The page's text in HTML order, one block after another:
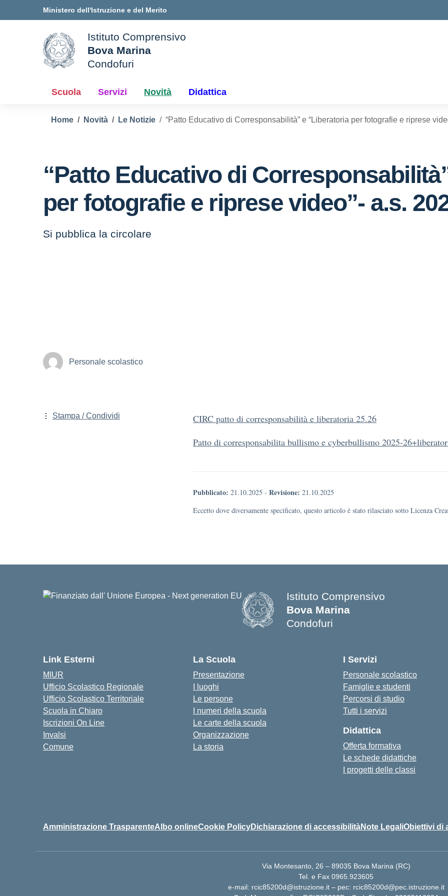
Ministero dell'Istruzione e del Merito
della scuola
Istituto Comprensivo
Bova Marina
Condofuri
Scuola Servizi Novità Didattica
Home Novità Le Notizie “Patto Educativo di Corresponsabilità” e “Liberatoria per fotografie e riprese
“Patto Educativo di
per fotografie e riprese video”- a.s.
Si pubblica la circolare
Personale scolastico
CIRC patto di corresponsabilità e liberatoria 25.26
Patto di corresponsabilita bullismo e cyberbullismo 2025-
Pubblicato: 21.10.2025 - Revisione: 21.10.2025
Eccetto dove diversamente specificato, questo articolo è stato rilasciato sotto Licenza
Stampa / Condividi
Istituto Comprensivo
Bova Marina
Condofuri
Link Esterni
MIUR
Ufficio Scolastico Regionale
Ufficio Scolastico Territoriale
Scuola in Chiaro
Iscrizioni On Line
Invalsi
Comune
La Scuola
Presentazione
I luoghi
Le persone
I numeri della scuola
Le carte della scuola
Organizzazione
La storia
I Servizi
Personale scolastico
Famiglie e studenti
Percorsi di studio
Tutti i servizi
Didattica
Offerta formativa
Le schede didattiche
I progetti delle classi
Amministrazione TrasparenteAlbo onlineCookie PolicyDichiarazione di accessibilitàNote LegaliObiettivi di
Via Montesanto, 26 – 89035 Bova Marina (RC)
Tel. e Fax 0965.923605
e-mail: rcic85200d@istruzione.it – pec: rcic85200d@pec.istruzione.it